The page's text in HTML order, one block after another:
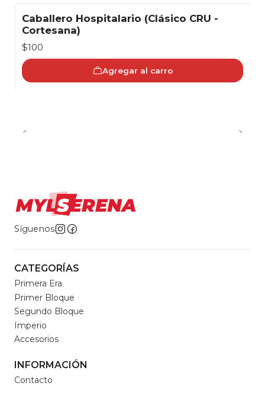
Caballero Hospitalario (Clásico CRU -
Cortesana)
$100
Agregar al carro
Síguenos
CATEGORÍAS
Primera Era
Primer Bloque
Segundo Bloque
Imperio
Accesorios
INFORMACIÓN
Contacto